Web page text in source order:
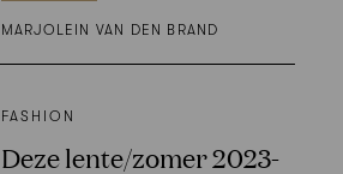
MARJOLEIN VAN DEN BRAND
FASHION
Deze lente/zomer 2023-